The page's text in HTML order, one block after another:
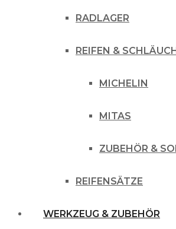
RADLAGER
REIFEN &
MICHELIN
MITAS
ZUBEHÖR &
REIFENSÄTZE
WERKZEUG & ZUBEHÖR